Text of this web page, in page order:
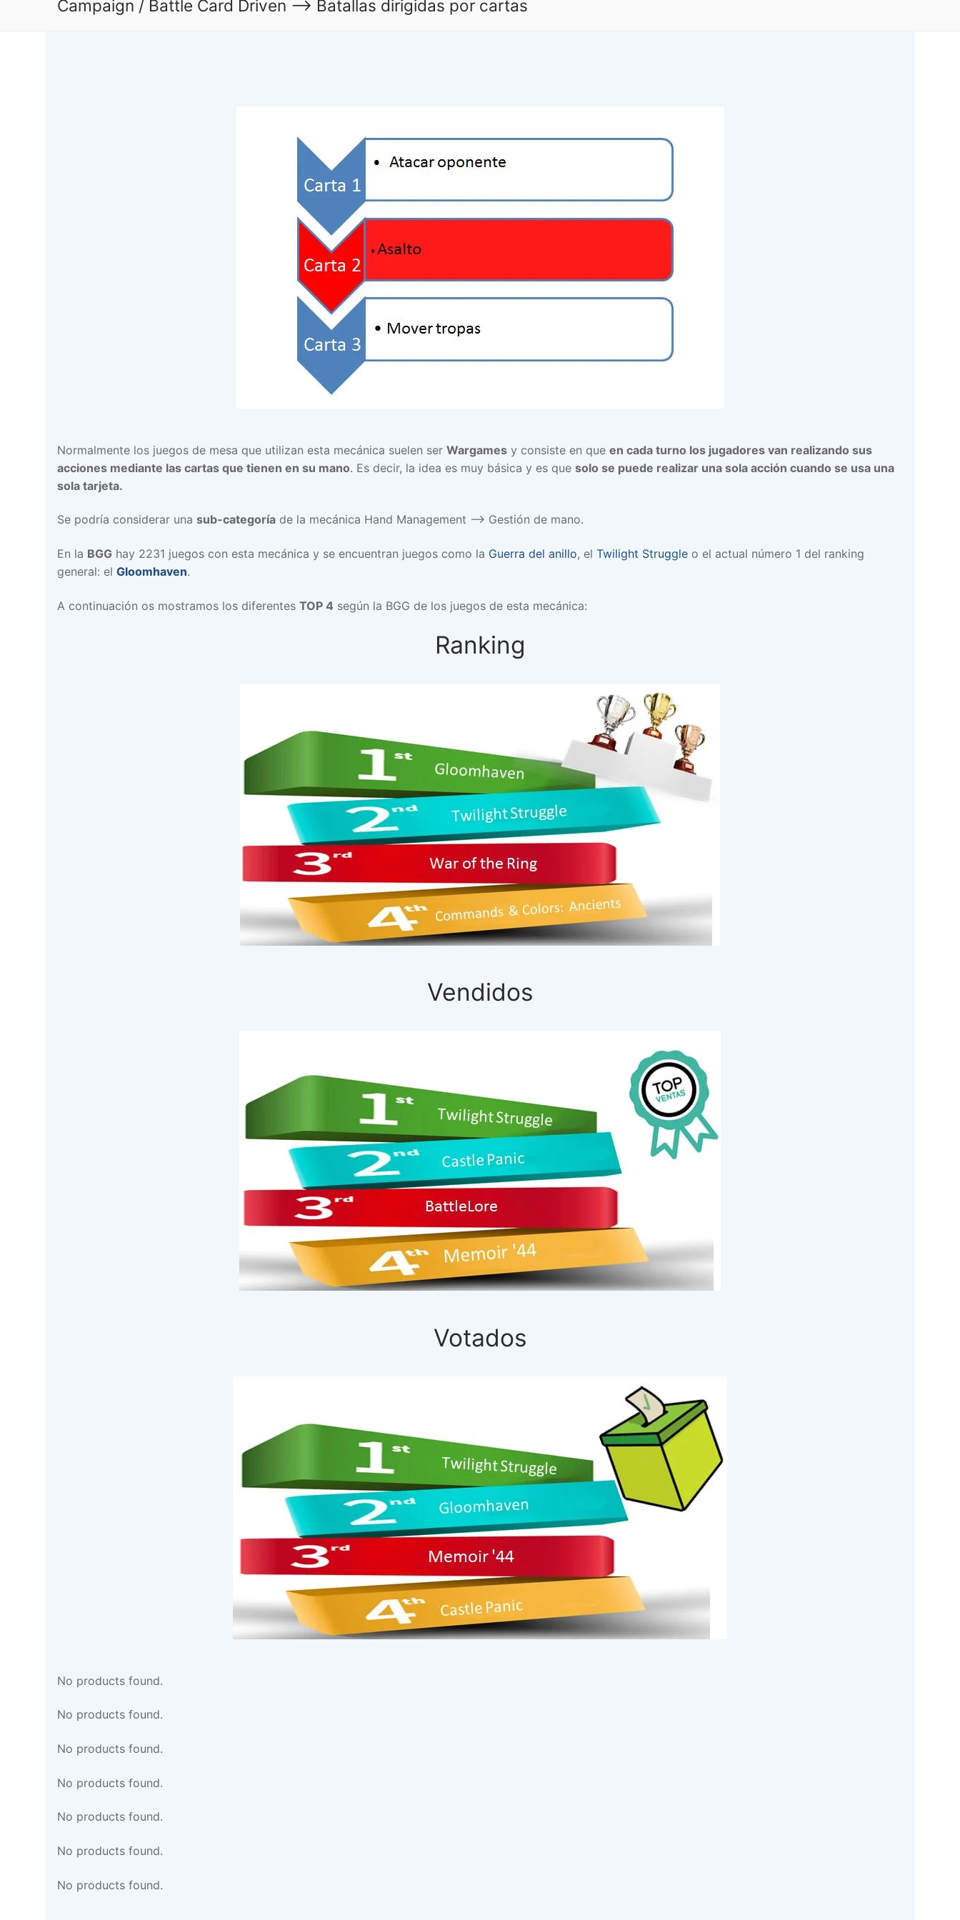
Campaign / Battle Card Driven –> Batallas dirigidas por cartas
Normalmente los juegos de mesa que utilizan esta mecánica suelen ser Wargames y consiste en que en cada turno los jugadores van realizando sus
acciones mediante las cartas que tienen en su mano. Es decir, la idea es muy básica y es que solo se puede realizar una sola acción cuando se usa una
sola tarjeta.
Se podría considerar una sub-categoría de la mecánica Hand Management –> Gestión de mano.
En la BGG hay 2231 juegos con esta mecánica y se encuentran juegos como la Guerra del anillo, el Twilight Struggle o el actual número 1 del ranking
general: el Gloomhaven.
A continuación os mostramos los diferentes TOP 4 según la BGG de los juegos de esta mecánica:
Ranking
Vendidos
Votados
No products found.
No products found.
No products found.
No products found.
No products found.
No products found.
No products found.